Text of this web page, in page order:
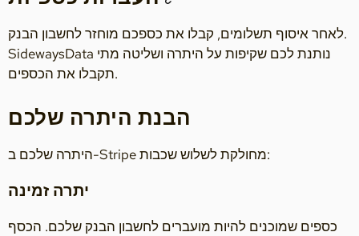
לאחר איסוף תשלומים, קבלו את כספכם מוחזר לחשבון הבנק.
SidewaysData נותנת לכם שקיפות על היתרה ושליטה מתי
תקבלו את הכספים.
הבנת היתרה שלכם
היתרה שלכם ב-Stripe מחולקת לשלוש שכבות:
יתרה זמינה
כספים שמוכנים להיות מועברים לחשבון הבנק שלכם. הכסף